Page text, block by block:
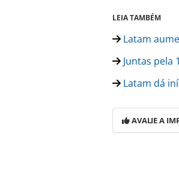
LEIA TAMBÉM
Latam
Juntas pela
Latam dá
AVALIE A